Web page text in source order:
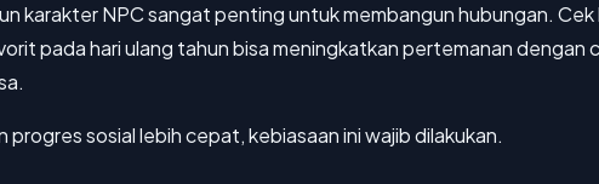
karakter NPC sangat penting untuk membangun hubungan.
pada hari ulang tahun bisa meningkatkan pertemanan
progres sosial lebih cepat, kebiasaan ini wajib dilakukan.